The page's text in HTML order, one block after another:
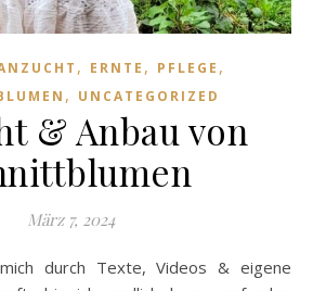
, ERNTE , PFLEGE ,
, UNCATEGORIZED
& Anbau von
März 7, 2024